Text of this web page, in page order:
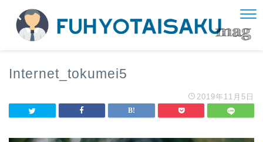
Internet_tokumei5
2019年11月5日